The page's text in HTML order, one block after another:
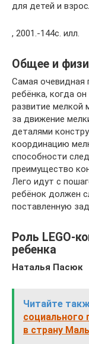
для детей и
, 2001.-144с. илл.
Общее и
Самая очевидная
ребёнка, когда
развитие мелкой
за движение
деталями
координацию
способности
преимущество
Лего идут с
ребёнок должен
поставленную
Роль LEGO-
ребенка
Наталья Пасюк
Читайте
социального
в страну